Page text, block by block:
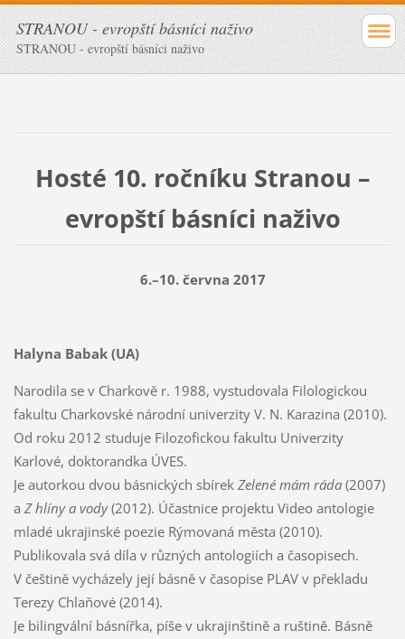
STRANOU - evropští básníci naživo
STRANOU - evropští básníci naživo
Hosté 10. ročníku Stranou –
evropští básníci naživo
6.–10. června 2017
Halyna Babak (UA)
Narodila se v Charkově r. 1988, vystudovala Filologickou
fakultu Charkovské národní univerzity V. N. Karazina (2010).
Od roku 2012 studuje Filozofickou fakultu Univerzity
Karlové, doktorandka ÚVES.
Je autorkou dvou básnických sbírek Zelené mám ráda(2007)
a Z hlíny a vody(2012). Účastnice projektu Video antologie
mladé ukrajinské poezie Rýmovaná města (2010).
Publikovala svá díla v různých antologiích a časopisech.
V češtině vycházely její básně v časopise PLAV v překladu
Terezy Chlaňové (2014).
Je bilingvální básnířka, píše v ukrajinštině a ruštině. Básně